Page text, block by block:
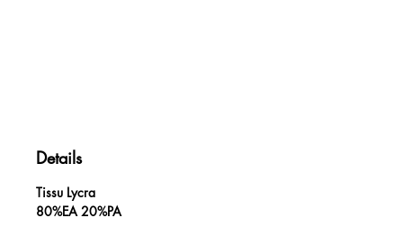
Details
Tissu Lycra
80%EA 20%PA